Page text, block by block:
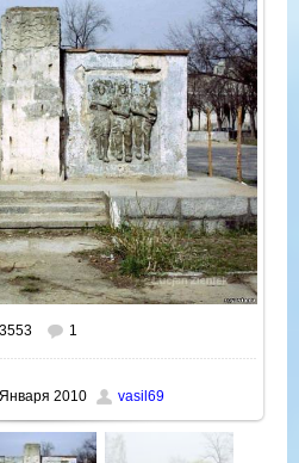
1025x769
3553 1
2010 vasil69